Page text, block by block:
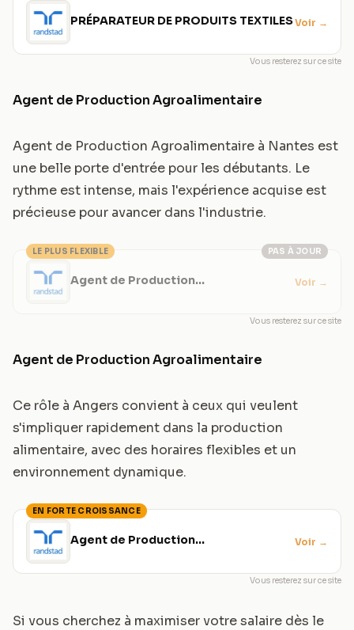
PRÉPARATEUR DE PRODUITS TEXTILESVoir →
Vous resterez sur ce site
Agent de Production Agroalimentaire
Agent de Production Agroalimentaire à Nantes est
une belle porte d'entrée pour les débutants. Le
rythme est intense, mais l'expérience acquise est
précieuse pour avancer dans l'industrie.
PAS À JOUR
LE PLUS FLEXIBLE
Agent de Production
Voir →
Vous resterez sur ce site
Agent de Production Agroalimentaire
Ce rôle à Angers convient à ceux qui veulent
s'impliquer rapidement dans la production
alimentaire, avec des horaires flexibles et un
environnement dynamique.
EN FORTE CROISSANCE
Agent de Production
Voir →
Vous resterez sur ce site
Si vous cherchez à maximiser votre salaire dès le